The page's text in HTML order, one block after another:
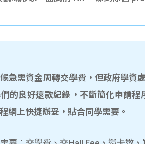
急需資金周轉交學費，但政府學資
的良好還款紀錄，不斷簡化申請
網上快捷辦妥，貼合同學需要。